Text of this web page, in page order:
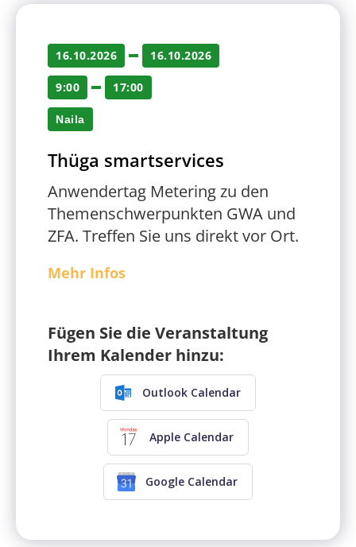
16.10.2026 16.10.2026
9:00 17:00
Naila
Thüga smartservices
Anwendertag Metering zu den
Themenschwerpunkten GWA und
ZFA. Treffen Sie uns direkt vor Ort.
Mehr Infos
Fügen Sie die Veranstaltung
Ihrem Kalender hinzu:
Outlook Calendar
Apple Calendar
Google Calendar